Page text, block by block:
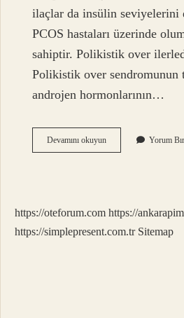
ilaçlar da insülin seviyelerini
PCOS hastaları üzerinde
sahiptir. Polikistik over
Polikistik over sendromunun
androjen hormonlarının…
Devamını okuyunPolikistik
Over
Yorum
https://oteforum.com https://
https://simplepresent.com.tr Sitemap